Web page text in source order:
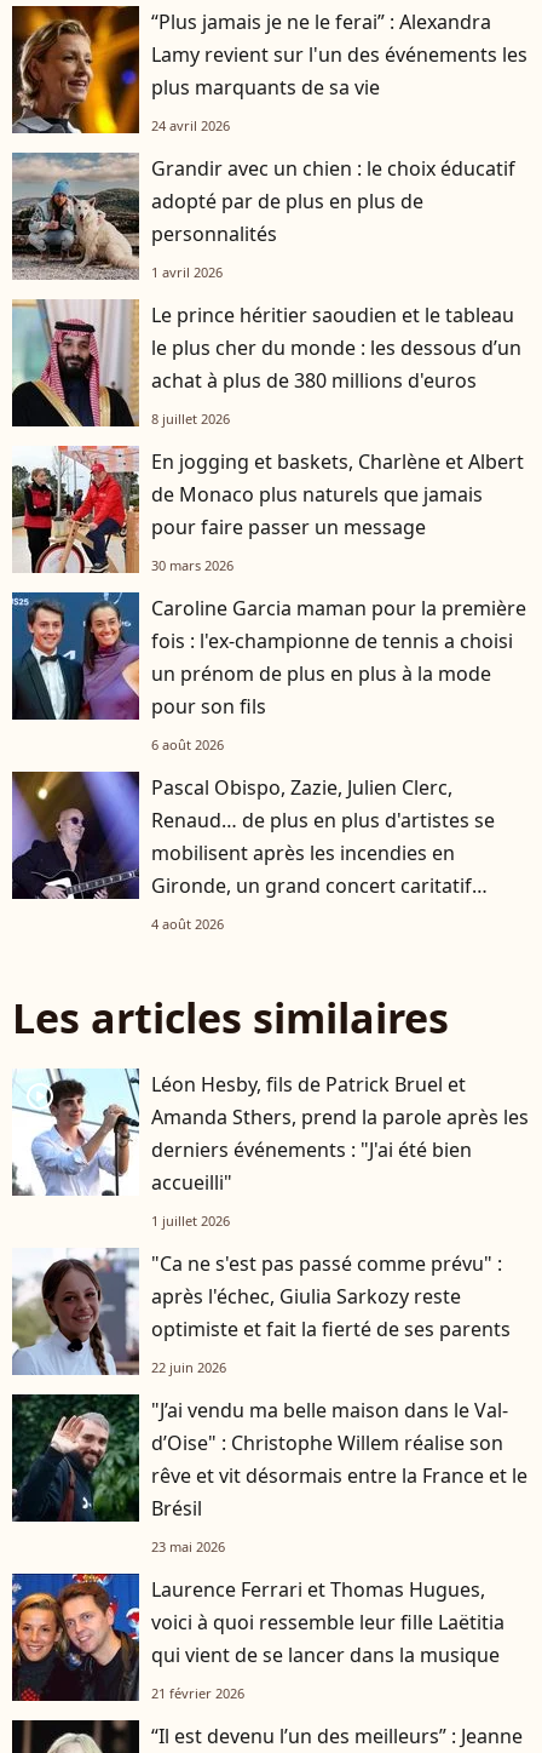
“Plus jamais je ne le ferai” : Alexandra
Lamy revient sur l'un des événements les
plus marquants de sa vie
24 avril 2026
Grandir avec un chien : le choix éducatif
adopté par de plus en plus de
personnalités
1 avril 2026
Le prince héritier saoudien et le tableau
le plus cher du monde : les dessous d’un
achat à plus de 380 millions d'euros
8 juillet 2026
En jogging et baskets, Charlène et Albert
de Monaco plus naturels que jamais
pour faire passer un message
30 mars 2026
Caroline Garcia maman pour la première
fois : l'ex-championne de tennis a choisi
un prénom de plus en plus à la mode
pour son fils
6 août 2026
Pascal Obispo, Zazie, Julien Clerc,
Renaud… de plus en plus d'artistes se
mobilisent après les incendies en
Gironde, un grand concert caritatif
annoncé
4 août 2026
Les articles similaires
player2
Léon Hesby, fils de Patrick Bruel et
Amanda Sthers, prend la parole après les
derniers événements : "J'ai été bien
accueilli"
1 juillet 2026
"Ca ne s'est pas passé comme prévu" :
après l'échec, Giulia Sarkozy reste
optimiste et fait la fierté de ses parents
22 juin 2026
"J’ai vendu ma belle maison dans le Val-
d’Oise" : Christophe Willem réalise son
rêve et vit désormais entre la France et le
Brésil
23 mai 2026
Laurence Ferrari et Thomas Hugues,
voici à quoi ressemble leur fille Laëtitia
qui vient de se lancer dans la musique
21 février 2026
“Il est devenu l’un des meilleurs” : Jeanne